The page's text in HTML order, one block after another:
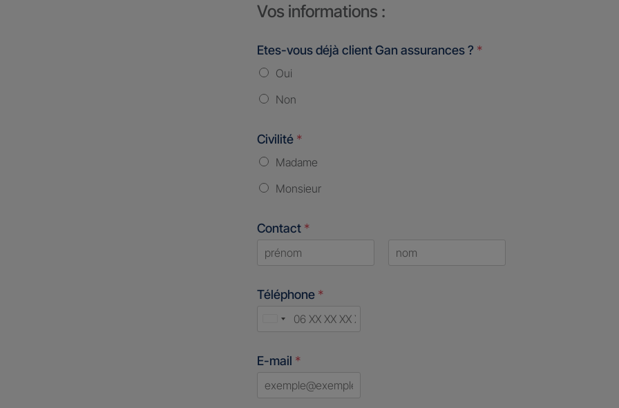
Vos informations :
Etes-vous déjà client Gan assurances ? *
Oui
Non
Civilité *
Madame
Monsieur
Contact *
Téléphone *
United
E-mail *